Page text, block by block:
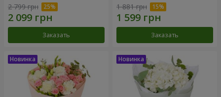
2 799 грн
Заказать
1 881 грн
Заказать